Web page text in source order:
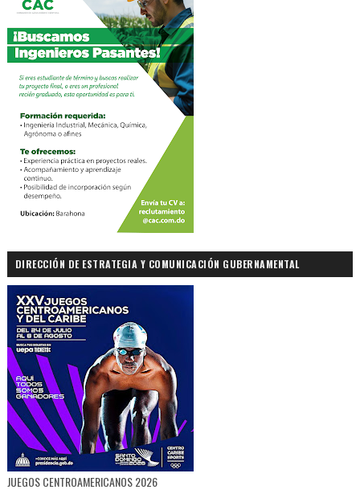
DIRECCIÓN DE ESTRATEGIA Y COMUNICACIÓN GUBERNAMENTAL
JUEGOS CENTROAMERICANOS 2026